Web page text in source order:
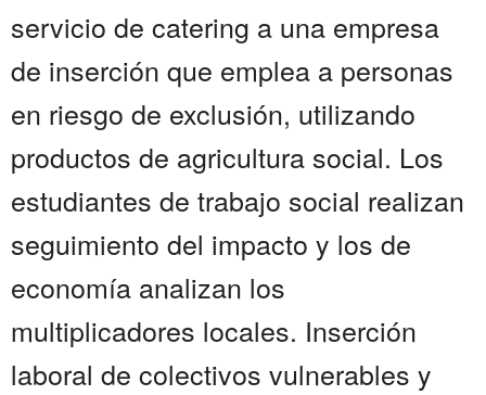
servicio de catering a una empresa
de inserción que emplea a personas
en riesgo de exclusión, utilizando
productos de agricultura social. Los
estudiantes de trabajo social realizan
seguimiento del impacto y los de
economía analizan los
multiplicadores locales. Inserción
laboral de colectivos vulnerables y